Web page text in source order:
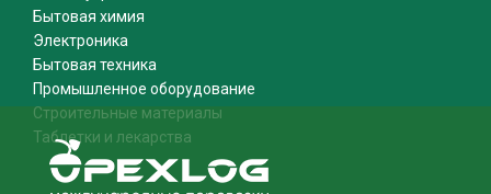
Бытовая химия
Электроника
Бытовая техника
Промышленное оборудование
Строительные материалы
Таблетки и лекарства